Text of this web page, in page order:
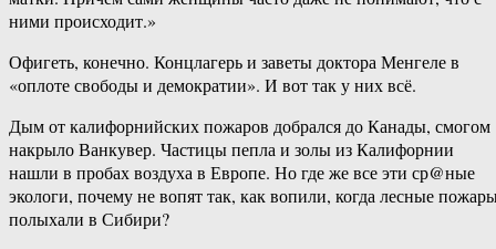
ними происходит.»
Офигеть, конечно. Концлагерь и заветы доктора Менгеле в
«оплоте свободы и демократии». И вот так у них всё.
Дым от калифорнийских пожаров добрался до Канады, смогом
накрыло Ванкувер. Частицы пепла и золы из Калифорнии
нашли в пробах воздуха в Европе. Но где же все эти ср@ные
экологи, почему не вопят так, как вопили, когда лесные
полыхали в Сибири?